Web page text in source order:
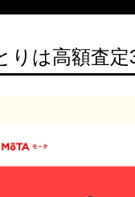
りは高額査定